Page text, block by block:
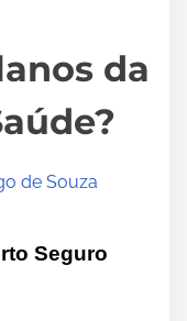
da
de Souza
Seguro